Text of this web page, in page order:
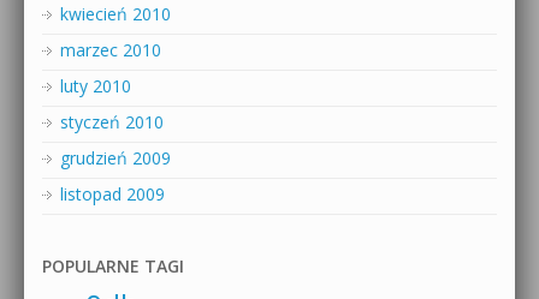
kwiecień 2010
marzec 2010
luty 2010
styczeń 2010
grudzień 2009
listopad 2009
POPULARNE TAGI